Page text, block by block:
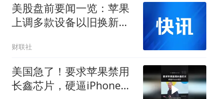
美股盘前要闻一览：苹果
上调多款设备以旧换新回
380亿美元新建两座晶圆
厂；美国7月“大非农”数据
来袭
财联社
美国急了！要求苹果禁用
长鑫芯片，硬逼iPhone涨